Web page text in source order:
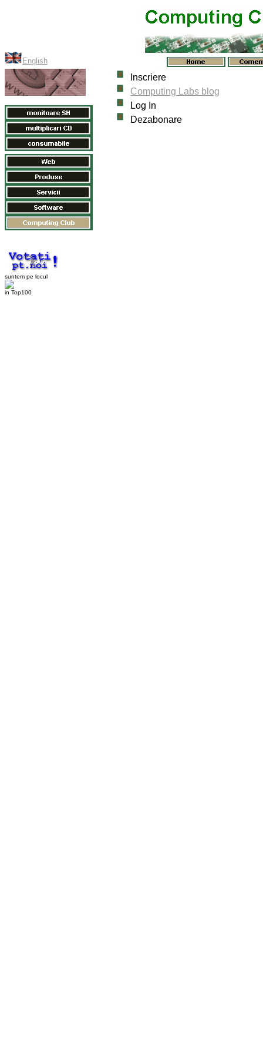
English
suntem pe locul
in Top100
Inscriere
Computing Labs blog
Log In
Dezabonare